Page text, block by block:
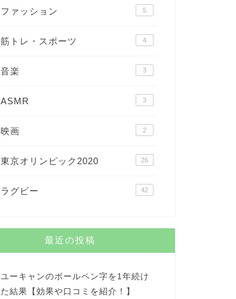
ファッション 5
筋トレ・スポーツ 4
音楽 3
ASMR 3
映画 2
東京オリンピック2020 26
ラグビー 42
最近の投稿
ユーキャンのボールペン字を1年続け
た結果【効果や口コミを紹介！】